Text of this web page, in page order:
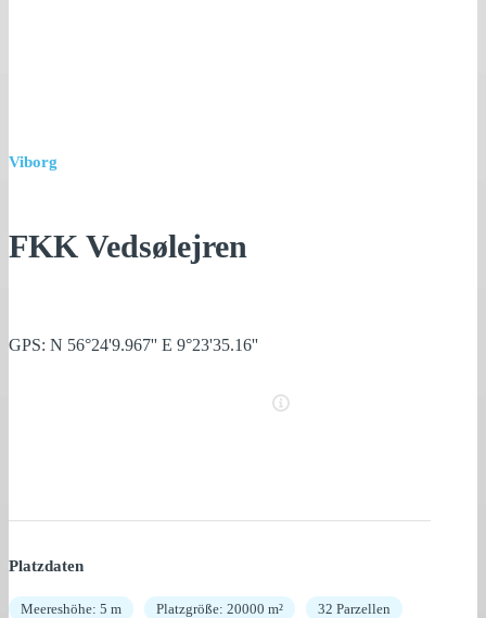
Viborg
FKK Vedsølejren
GPS: N 56°24'9.967'' E 9°23'35.16''
Platzdaten
Meereshöhe: 5 m Platzgröße: 20000 m² 32 Parzellen